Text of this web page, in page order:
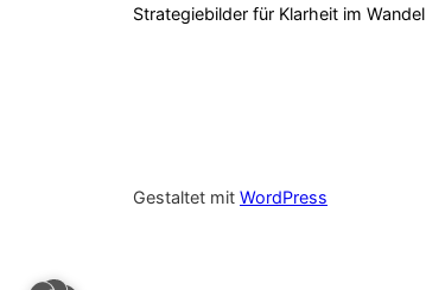
Strategiebilder für Klarheit im Wandel
Gestaltet mit WordPress